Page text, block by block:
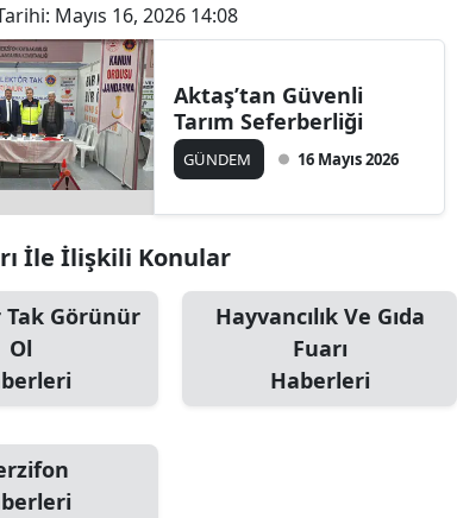
Mayıs 16, 2026 14:08
Aktaş’tan Güvenli
Tarım Seferberliği
GÜNDEM 16 Mayıs 2026
İle İlişkili Konular
Görünür
Ol
Hayvancılık Ve Gıda
Fuarı
Haberleri